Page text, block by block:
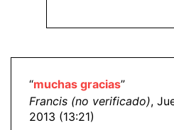
“muchas gracias”
Francis (no verificado),
2013 (13:21)